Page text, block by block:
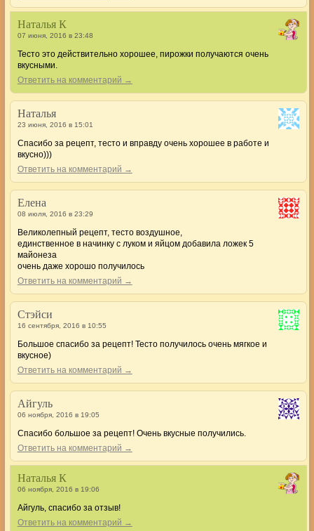
Наталья К
07 июня, 2016 в 23:48
Тесто это действительно хорошее, пирожки получаются очень
вкусными.
Ответить на комментарий →
Наталья
23 июня, 2016 в 15:01
Спасибо за рецепт, тесто и вправду очень хорошее в работе и
вкусно)))
Ответить на комментарий →
Елена
08 июля, 2016 в 23:29
Великолепный рецепт, тесто воздушное,
единственное в начинку с луком и яйцом добавила ложек 5
майонеза
очень даже хорошо получилось
Ответить на комментарий →
Стэйси
16 сентября, 2016 в 10:55
Большое спасибо за рецепт! Тесто получилось очень мягкое и
вкусное)
Ответить на комментарий →
Айгуль
06 ноября, 2016 в 19:05
Спасибо большое за рецепт! Очень вкусные получились.
Ответить на комментарий →
Наталья К
06 ноября, 2016 в 19:06
Айгуль, спасибо за отзыв!
Ответить на комментарий →